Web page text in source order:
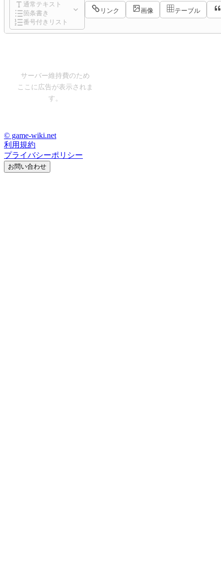
通常テキスト
箇条書き
番号付きリスト
リンク 画像 テーブル
サーバー維持費のため
ここに広告が表示されま
す。
© game-wiki.net
利用規約
プライバシーポリシー
お問い合わせ